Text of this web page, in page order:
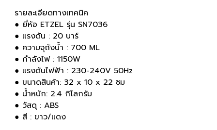
รายละเอียดทางเทคนิค
● ยี่ห้อ ETZEL รุ่น SN7036
● แรงดัน : 20 บาร์
● ความจุถังน้ำ : 700 ML
● กำลังไฟ : 1150W
● แรงดันไฟฟ้า : 230-240V 50Hz
● ขนาดสินค้า: 32 x 10 x 22 ซม
● น้ำหนัก: 2.4 กิโลกรัม
● วัสดุ : ABS
● สี : ขาว/แดง